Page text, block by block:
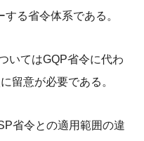
る省令体系である。
いてはGQP省令に代わ
留意が必要である。
省令との適用範囲の違